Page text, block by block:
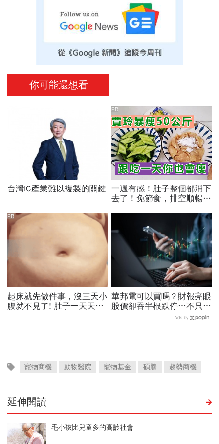
你可能還想看
台灣IC產業難以複製的關鍵 一週有感！肚子整個都消下
去了！免節食，排空順暢就
PR
起床就先做件事，沒三天小
腹就不見了! 肚子一天天變
PR
華邦電可以買嗎？財報亮眼
股價卻吞半根跌停…不只外
資終結連3買改賣超1.8萬
Ads by
寵物商機 動物醫院 寵物基金 碩騰 趨勢商機
延伸閱讀
毛小孩比兒童多的高齡社會